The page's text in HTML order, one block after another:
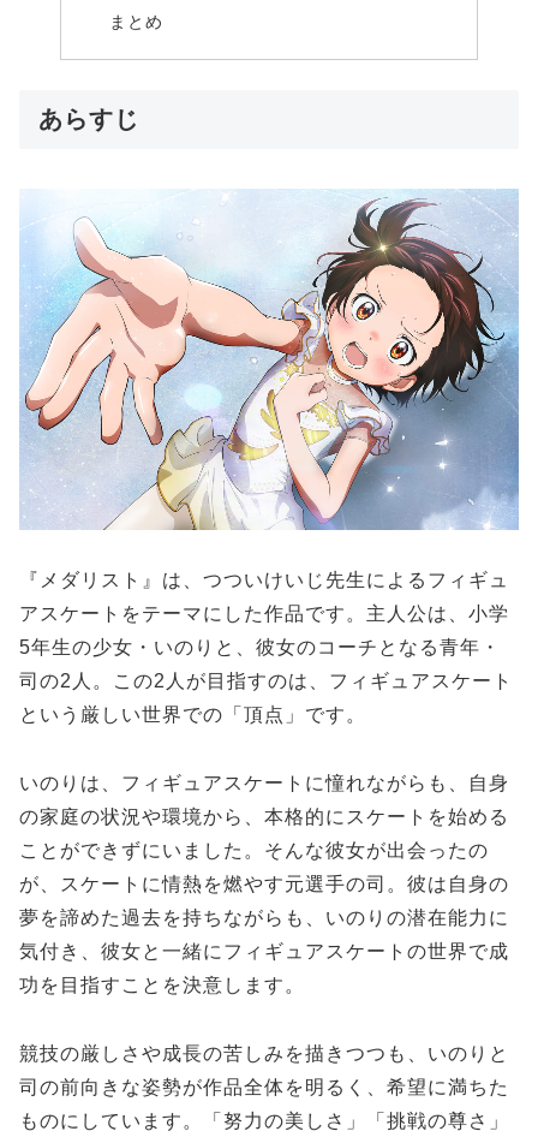
まとめ
あらすじ
『メダリスト』は、つついけいじ先生によるフィギュ
アスケートをテーマにした作品です。主人公は、小学
5年生の少女・いのりと、彼女のコーチとなる青年・
司の2人。この2人が目指すのは、フィギュアスケート
という厳しい世界での「頂点」です。
いのりは、フィギュアスケートに憧れながらも、自身
の家庭の状況や環境から、本格的にスケートを始める
ことができずにいました。そんな彼女が出会ったの
が、スケートに情熱を燃やす元選手の司。彼は自身の
夢を諦めた過去を持ちながらも、いのりの潜在能力に
気付き、彼女と一緒にフィギュアスケートの世界で成
功を目指すことを決意します。
競技の厳しさや成長の苦しみを描きつつも、いのりと
司の前向きな姿勢が作品全体を明るく、希望に満ちた
ものにしています。「努力の美しさ」「挑戦の尊さ」